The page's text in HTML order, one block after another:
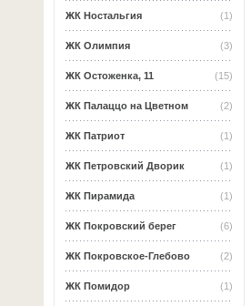
(1)
ЖК Ностальгия
(3)
ЖК Олимпия
(15)
ЖК Остоженка, 11
(2)
ЖК Палаццо на Цветном
(1)
ЖК Патриот
(1)
ЖК Петровский Дворик
(1)
ЖК Пирамида
(6)
ЖК Покровский берег
(2)
ЖК Покровское-Глебово
(1)
ЖК Помидор